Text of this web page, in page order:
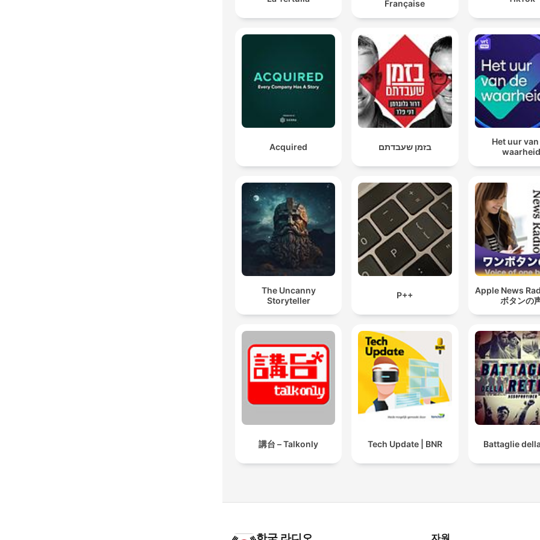
Française
Acquired בזמן שעבדתם
Het uur
The Uncanny
Storyteller
P++
Apple News
ボタンの
講台 – Talkonly Tech Update | BNR Battaglie
자원